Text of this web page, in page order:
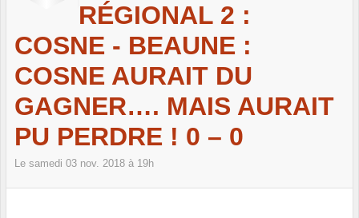
RÉGIONAL 2 :
COSNE - BEAUNE :
COSNE AURAIT DU
GAGNER…. MAIS AURAIT
PU PERDRE ! 0 – 0
Le samedi 03 nov. 2018 à 19h